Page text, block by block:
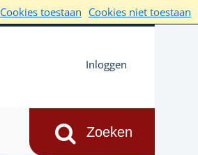
Cookies toestaan Cookies niet toestaan
Inloggen